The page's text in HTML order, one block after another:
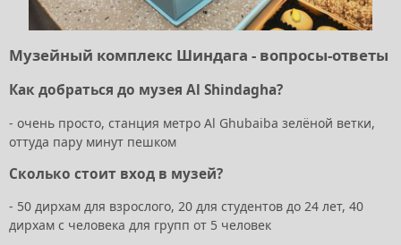
Музейный комплекс Шиндага - вопросы-ответы
Как добраться до музея Al Shindagha?
- очень просто, станция метро Al Ghubaiba зелёной ветки,
оттуда пару минут пешком
Сколько стоит вход в музей?
- 50 дирхам для взрослого, 20 для студентов до 24 лет, 40
дирхам с человека для групп от 5 человек